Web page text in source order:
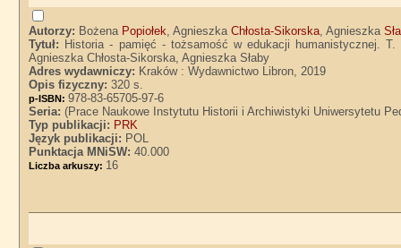
Autorzy: Bożena Popiołek, AgnieszkaChłosta-Sikorska, Agnieszka
Tytuł: Historia - pamięć - tożsamość w edukacji humanistycznej.
Agnieszka Chłosta-Sikorska, Agnieszka Słaby
Adres wydawniczy: Kraków : Wydawnictwo Libron, 2019
Opis fizyczny:320 s.
p-ISBN:978-83-65705-97-6
Seria:(Prace Naukowe Instytutu Historii i Archiwistyki Uniwersytetu
Typ publikacji: PRK
Język publikacji: POL
Punktacja MNiSW:40.000
Liczba arkuszy: 16